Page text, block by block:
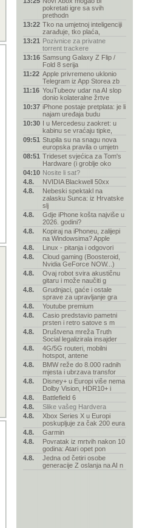
pokretati igre sa svih
prethodn
13:22 Tko na umjetnoj inteligenciji
zarađuje, tko plaća,
13:21 Pozivnice za privatne
torrent trackere
13:16 Samsung Galaxy Z Flip /
Fold 8 serija
11:22 Apple privremeno uklonio
Telegram iz App Storea zb
11:16 YouTubeov udar na AI slop
donio kolateralne žrtve
10:37 iPhone postaje pretplata: je li
najam uređaja budu
10:30 I u Mercedesu zaokret: u
kabinu se vraćaju tipke,
09:51 Stupila su na snagu nova
europska pravila o umjetn
08:51 Trideset svjećica za Tom's
Hardware (i groblje oko
04:10 Nosite li sat?
4.8.
NVIDIA Blackwell 50xx
4.8.
Nebeski spektakl na
zalasku Sunca: iz Hrvatske
slj
4.8.
Gdje iPhone košta najviše u
2026. godini?
4.8.
Kopiraj na iPhoneu, zalijepi
na Windowsima? Apple
4.8.
Linux - pitanja i odgovori
4.8.
Cloud gaming (Boosteroid,
Nvidia GeForce NOW...)
4.8.
Ovaj robot svira akustičnu
gitaru i može naučiti g
4.8.
Grudnjaci, gaće i ostale
sprave za upravljanje gra
4.8.
Youtube premium
4.8.
Casio predstavio pametni
prsten i retro satove s m
4.8.
Društvena mreža Truth
Social legalizirala insajder
4.8.
4G/5G routeri, mobilni
hotspot, antene
4.8.
BMW reže do 8.000 radnih
mjesta i ubrzava transfor
4.8.
Disney+ u Europi više nema
Dolby Vision, HDR10+ i
4.8.
Battlefield 6
4.8.
Slike vašeg Hardvera
4.8.
Xbox Series X u Europi
poskupljuje za čak 200 eura
4.8.
Garmin
4.8.
Povratak iz mrtvih nakon 10
godina: Atari opet pon
4.8.
Jedna od četiri osobe
generacije Z oslanja na AI n